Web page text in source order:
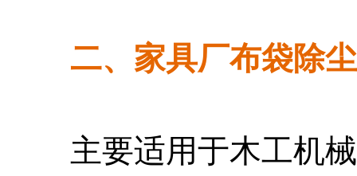
二、家具厂布袋除尘
主要适用于木工机械